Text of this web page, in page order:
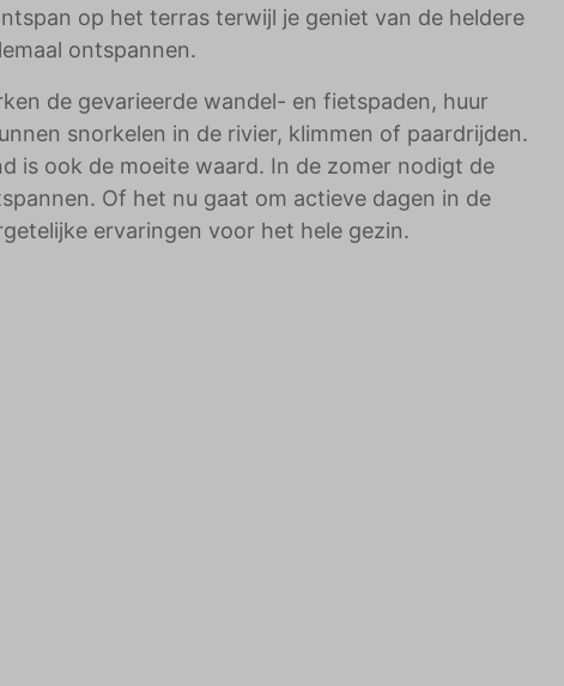
op het terras terwijl je geniet van de heldere
ontspannen.
de gevarieerde wandel- en fietspaden, huur
snorkelen in de rivier, klimmen of paardrijden.
is ook de moeite waard. In de zomer nodigt de
Of het nu gaat om actieve dagen in de
ervaringen voor het hele gezin.